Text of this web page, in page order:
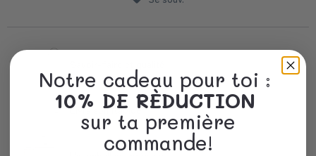
Livraison Rapide
Notre cadeau pour toi :
10% DE RÈDUCTION
sur ta première
commande!